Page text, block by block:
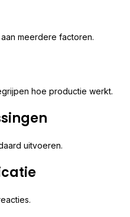
meerdere factoren.
hoe productie werkt.
uitvoeren.